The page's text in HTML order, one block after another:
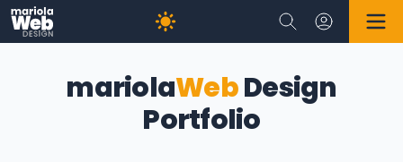
mariolaWebDesign
Portfolio